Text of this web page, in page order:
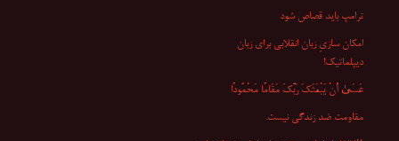
ترامپ باید قصاص شود
امکان سازیِ زبان انقلابی برای زبان
دیپلماتیک!
عَسَىٰ أَنْ یَبْعَثَکَ رَبُّکَ مَقَامًا مَحْمُودًا
مقاومت ضد زندگی نیست.